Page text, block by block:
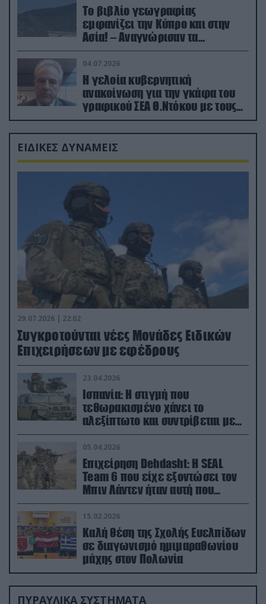
Το βιβλίο γεωγραφίας
εμφανίζει την Κύπρο και στην
Ασία! – Αναγνώρισαν τα
κατεχόμενα; (φωτο)
04.07.2026
Η γελοία κυβερνητική
ανακοίνωση για την γκάφα του
γραφικού ΣΕΑ Θ.Ντόκου με τους
Ρώσους φαρσέρ
ΕΙΔΙΚΕΣ ΔΥΝΑΜΕΙΣ
29.07.2026 | 22:02
Συγκροτούνται νέες Μονάδες Ειδικών
Επιχειρήσεων με εφέδρους
23.04.2026
Ισπανία: Η στιγμή που
τεθωρακισμένο χάνει το
αλεξίπτωτο και συντρίβεται με
ορμή στο έδαφος (βίντεο)
05.04.2026
Επιχείρηση Dehdasht: Η SEAL
Team 6 που είχε εξοντώσει τον
Μπιν Λάντεν ήταν αυτή που
διέσωσε τον πιλότο του F-15
15.02.2026
Καλή θέση της Σχολής Ευελπίδων
σε διαγωνισμό ημιμαραθωνίου
μάχης στον Πολωνία
ΠΥΡΑΥΛΙΚΑ ΣΥΣΤΗΜΑΤΑ